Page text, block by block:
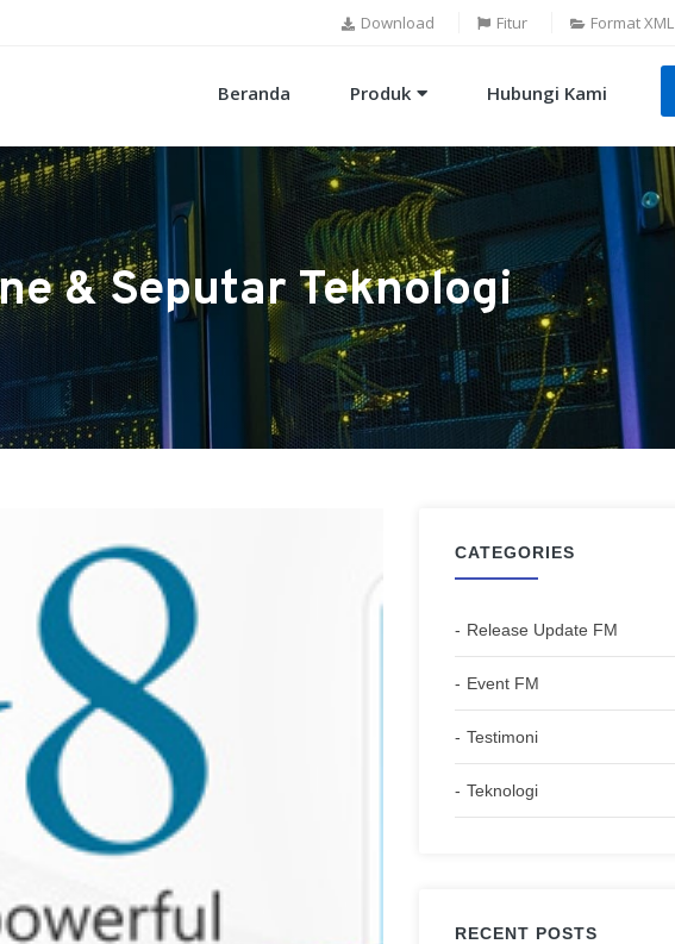
Download Fitur Format XML
Beranda Produk Hubungi Kami
& Seputar Teknologi
CATEGORIES
Release Update FM
Event FM
Testimoni
Teknologi
RECENT POSTS